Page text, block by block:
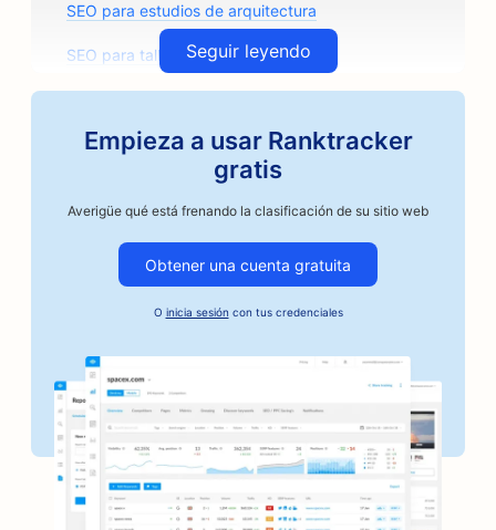
SEO para estudios de arquitectura
SEO para talleres de carrocería
SEO para clases de arte
SEO para talleres de reparación de automóviles
SEO para servicios de fianzas
SEO para empresas de automoción
SEO para panaderías
SEO para peluquerías
SEO para bancos
SEO para librerías
Seguir leyendo
Empieza a usar Ranktracker
gratis
Averigüe qué está frenando la clasificación de su sitio web
Obtener una cuenta gratuita
O inicia sesión con tus credenciales